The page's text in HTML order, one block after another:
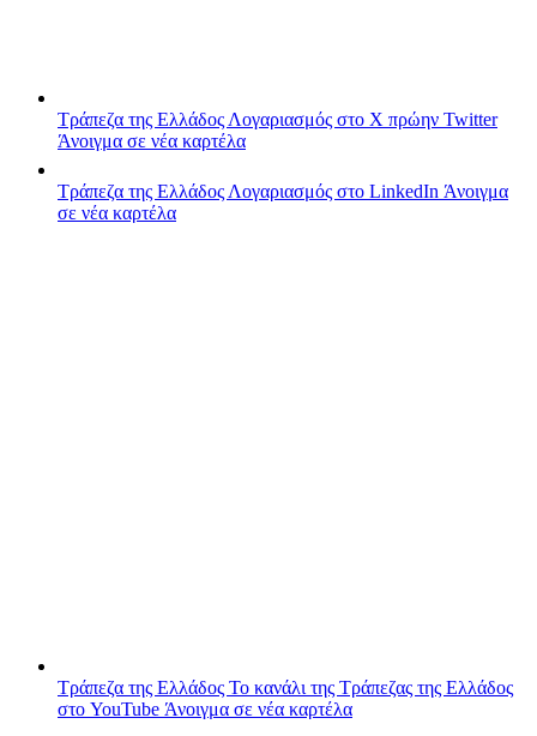
Τράπεζα της Ελλάδος Λογαριασμός στο X πρώην Twitter
Άνοιγμα σε νέα καρτέλα
Τράπεζα της Ελλάδος Λογαριασμός στο LinkedIn Άνοιγμα
σε νέα καρτέλα
Τράπεζα της Ελλάδος Το κανάλι της Τράπεζας της Ελλάδος
στο YouTube Άνοιγμα σε νέα καρτέλα